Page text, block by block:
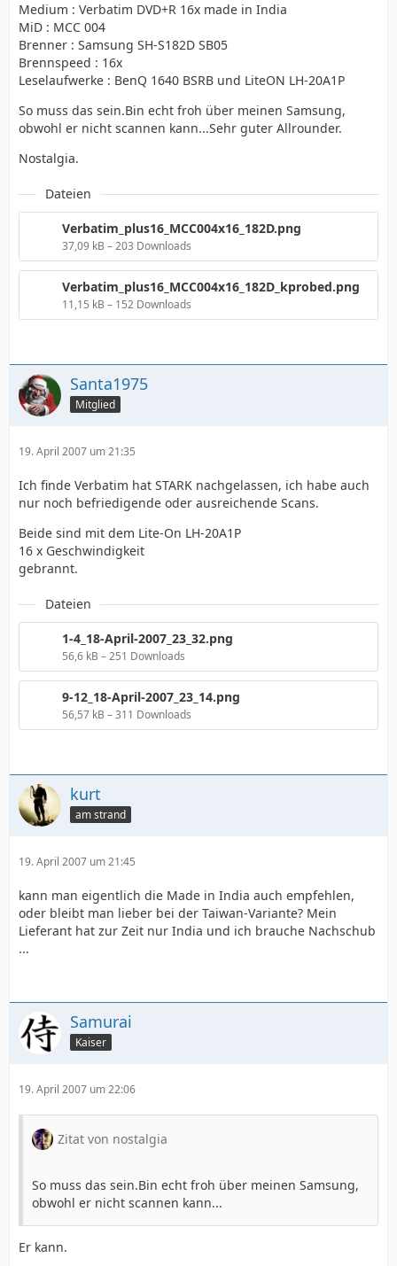
Medium : Verbatim DVD+R 16x made in India
MiD : MCC 004
Brenner : Samsung SH-S182D SB05
Brennspeed : 16x
Leselaufwerke : BenQ 1640 BSRB und LiteON LH-20A1P
So muss das sein.Bin echt froh über meinen Samsung,
obwohl er nicht scannen kann...Sehr guter Allrounder.
Nostalgia.
Dateien
Verbatim_plus16_MCC004x16_182D.png
37,09 kB – 203 Downloads
Verbatim_plus16_MCC004x16_182D_kprobed.png
11,15 kB – 152 Downloads
Santa1975
Mitglied
19. April 2007 um 21:35
Ich finde Verbatim hat STARK nachgelassen, ich habe auch
nur noch befriedigende oder ausreichende Scans.
Beide sind mit dem Lite-On LH-20A1P
16 x Geschwindigkeit
gebrannt.
Dateien
1-4_18-April-2007_23_32.png
56,6 kB – 251 Downloads
9-12_18-April-2007_23_14.png
56,57 kB – 311 Downloads
kurt
am strand
19. April 2007 um 21:45
kann man eigentlich die Made in India auch empfehlen,
oder bleibt man lieber bei der Taiwan-Variante? Mein
Lieferant hat zur Zeit nur India und ich brauche Nachschub
...
Samurai
Kaiser
19. April 2007 um 22:06
Zitat von nostalgia
So muss das sein.Bin echt froh über meinen Samsung,
obwohl er nicht scannen kann...
Er kann.